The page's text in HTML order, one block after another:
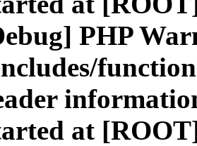
PHP
at